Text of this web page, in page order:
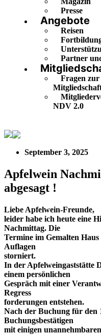
Presse
Angebote
Reisen
Partner
Fragen zur
NDV 2.0
September 3, 2025
Apfelwein
abgesagt !
Liebe Apfelwein-Freunde,
leider habe ich heute eine
Nachmittag. Die
Termine im Gemalten
Auflagen
storniert.
In der Apfelweingaststätte
einem persönlichen
Gespräch mit einer
Regress
forderungen entstehen.
Nach der Buchung für den
Buchungsbestätigen
mit einigen